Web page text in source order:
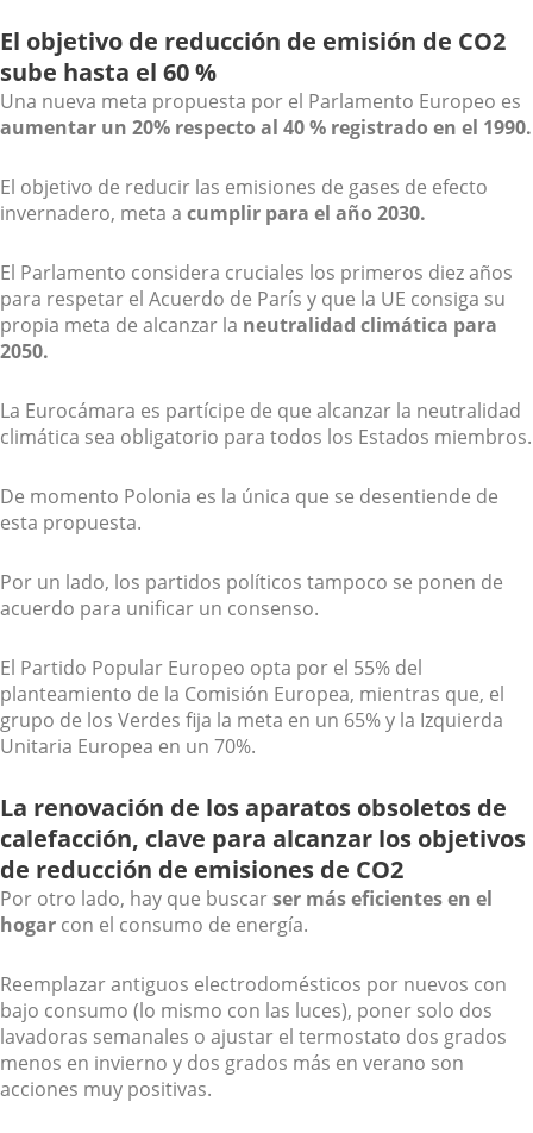
El objetivo de reducción de emisión de CO2
sube hasta el 60 %
Una nueva meta propuesta por el Parlamento Europeo es
aumentar un 20% respecto al 40 % registrado en el 1990.
El objetivo de reducir las emisiones de gases de efecto
invernadero, meta a cumplir para el año 2030.
El Parlamento considera cruciales los primeros diez años
para respetar el Acuerdo de París y que la UE consiga su
propia meta de alcanzar la neutralidad climática para
2050.
La Eurocámara es partícipe de que alcanzar la neutralidad
climática sea obligatorio para todos los Estados miembros.
De momento Polonia es la única que se desentiende de
esta propuesta.
Por un lado, los partidos políticos tampoco se ponen de
acuerdo para unificar un consenso.
El Partido Popular Europeo opta por el 55% del
planteamiento de la Comisión Europea, mientras que, el
grupo de los Verdes fija la meta en un 65% y la Izquierda
Unitaria Europea en un 70%.
La renovación de los aparatos obsoletos de
calefacción, clave para alcanzar los objetivos
de reducción de emisiones de CO2
Por otro lado, hay que buscarser más eficientes en el
hogar con el consumo de energía.
Reemplazar antiguos electrodomésticos por nuevos con
bajo consumo (lo mismo con las luces), poner solo dos
lavadoras semanales o ajustar el termostato dos grados
menos en invierno y dos grados más en verano son
acciones muy positivas.